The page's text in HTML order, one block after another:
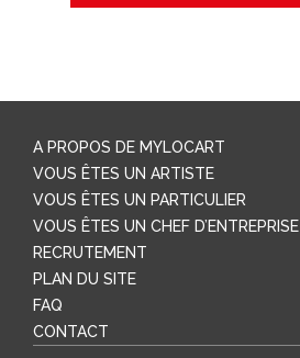
A PROPOS DE MYLOCART
VOUS ÊTES UN ARTISTE
VOUS ÊTES UN PARTICULIER
VOUS ÊTES UN CHEF D’ENTREPRISE
RECRUTEMENT
PLAN DU SITE
FAQ
CONTACT